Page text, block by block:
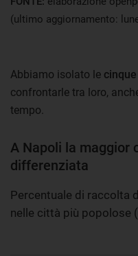
(ultimo aggiornamento:
Abbiamo isolato le
confrontarle tra loro,
tempo.
A Napoli la maggior
differenziata
Percentuale di raccolta
nelle città più popolose